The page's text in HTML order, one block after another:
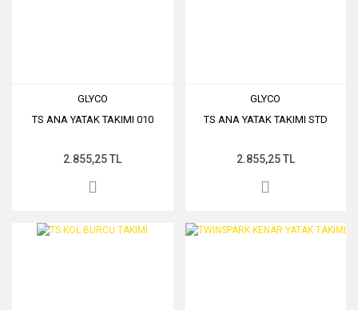
GLYCO
TS ANA YATAK TAKIMI 010
2.855,25 TL
GLYCO
TS ANA YATAK TAKIMI STD
2.855,25 TL